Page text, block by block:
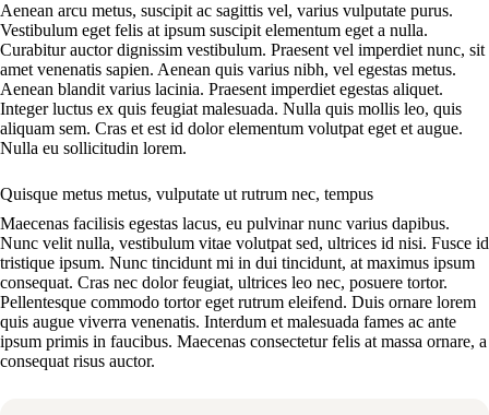
Aenean arcu metus, suscipit ac sagittis vel, varius vulputate purus.
Vestibulum eget felis at ipsum suscipit elementum eget a nulla.
Curabitur auctor dignissim vestibulum. Praesent vel imperdiet nunc, sit
amet venenatis sapien. Aenean quis varius nibh, vel egestas metus.
Aenean blandit varius lacinia. Praesent imperdiet egestas aliquet.
Integer luctus ex quis feugiat malesuada. Nulla quis mollis leo, quis
aliquam sem. Cras et est id dolor elementum volutpat eget et augue.
Nulla eu sollicitudin lorem.
Quisque metus metus, vulputate ut rutrum nec, tempus
Maecenas facilisis egestas lacus, eu pulvinar nunc varius dapibus.
Nunc velit nulla, vestibulum vitae volutpat sed, ultrices id nisi. Fusce id
tristique ipsum. Nunc tincidunt mi in dui tincidunt, at maximus ipsum
consequat. Cras nec dolor feugiat, ultrices leo nec, posuere tortor.
Pellentesque commodo tortor eget rutrum eleifend. Duis ornare lorem
quis augue viverra venenatis. Interdum et malesuada fames ac ante
ipsum primis in faucibus. Maecenas consectetur felis at massa ornare, a
consequat risus auctor.